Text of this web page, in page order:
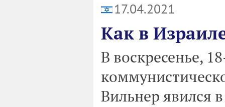
17.04.2021
Как в
В воскресенье,
Вильнер явился